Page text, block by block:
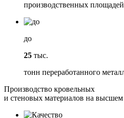
производственных площадей
до
25 тыс.
тонн переработанного
Производство кровельных
и стеновых материалов на